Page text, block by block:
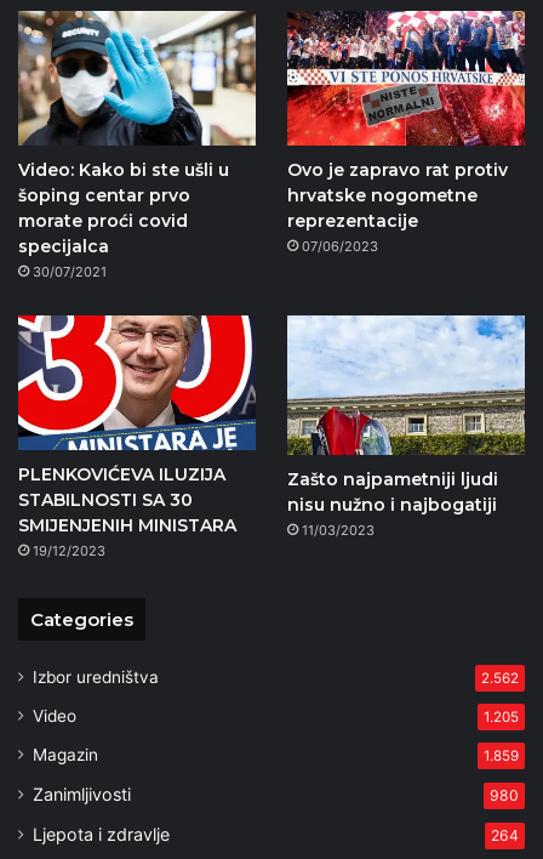
Video: Kako bi ste ušli u
šoping centar prvo
morate proći covid
specijalca
30/07/2021
Ovo je zapravo rat protiv
hrvatske nogometne
reprezentacije
07/06/2023
PLENKOVIĆEVA ILUZIJA
STABILNOSTI SA 30
SMIJENJENIH MINISTARA
19/12/2023
Zašto najpametniji ljudi
nisu nužno i najbogatiji
11/03/2023
Categories
Izbor uredništva 2.562
Video 1.205
Magazin 1.859
Zanimljivosti 980
Ljepota i zdravlje 264